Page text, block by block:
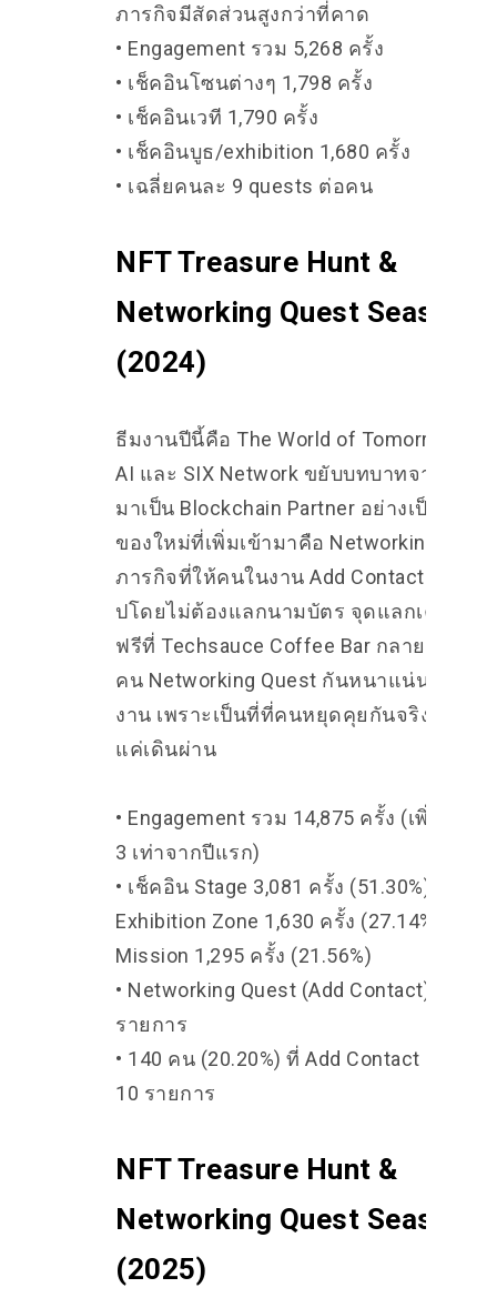
ภารกิจมีสัดส่วนสูงกว่าที่คาด
• Engagement รวม 5,268 ครั้ง
• เช็คอินโซนต่างๆ 1,798 ครั้ง
• เช็คอินเวที 1,790 ครั้ง
• เช็คอินบูธ/exhibition 1,680 ครั้ง
• เฉลี่ยคนละ 9 quests ต่อคน
NFT Treasure Hunt &
Networking Quest Season 2
(2024)
ธีมงานปีนี้คือ The World of Tomorrow
AI และ SIX Network ขยับบทบาทจากผู้ทด
มาเป็น Blockchain Partner อย่างเป็นทางก
ของใหม่ที่เพิ่มเข้ามาคือ Networking Quest
ภารกิจที่ให้คนในงาน Add Contact กันผ่า
ปโดยไม่ต้องแลกนามบัตร จุดแลกเครื่องดื่
ฟรีที่ Techsauce Coffee Bar กลายเป็นจุด
คน Networking Quest กันหนาแน่นที่สุดใน
งาน เพราะเป็นที่ที่คนหยุดคุยกันจริง ๆ ไม่ใ
แค่เดินผ่าน
• Engagement รวม 14,875 ครั้ง (เพิ่มขึ้นเ
3 เท่าจากปีแรก)
• เช็คอิน Stage 3,081 ครั้ง (51.30%),
Exhibition Zone 1,630 ครั้ง (27.14%),
Mission 1,295 ครั้ง (21.56%)
• Networking Quest (Add Contact) 6,870
รายการ
• 140 คน (20.20%) ที่ Add Contact มากกว่
10 รายการ
NFT Treasure Hunt &
Networking Quest Season 3
(2025)